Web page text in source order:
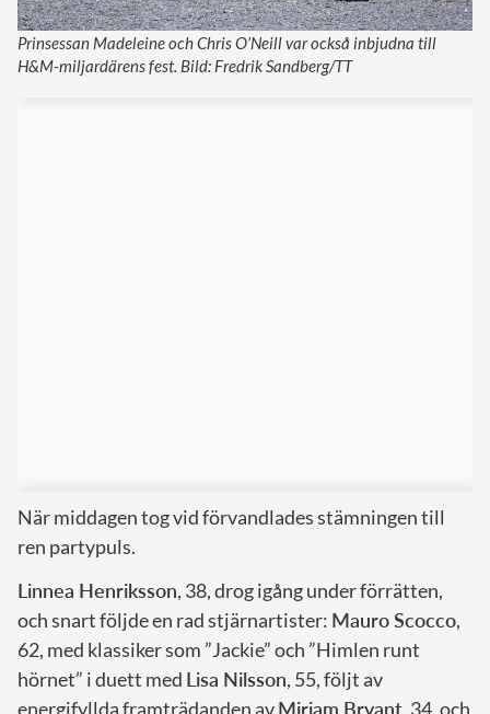
Prinsessan Madeleine och Chris O’Neill var också inbjudna till
H&M-miljardärens fest. Bild: Fredrik Sandberg/TT
När middagen tog vid förvandlades stämningen till
ren partypuls.
Linnea Henriksson, 38, drog igång under förrätten,
och snart följde en rad stjärnartister: Mauro Scocco,
62, med klassiker som ”Jackie” och ”Himlen runt
hörnet” i duett med Lisa Nilsson, 55, följt av
energifyllda framträdanden avMiriam Bryant , 34, och